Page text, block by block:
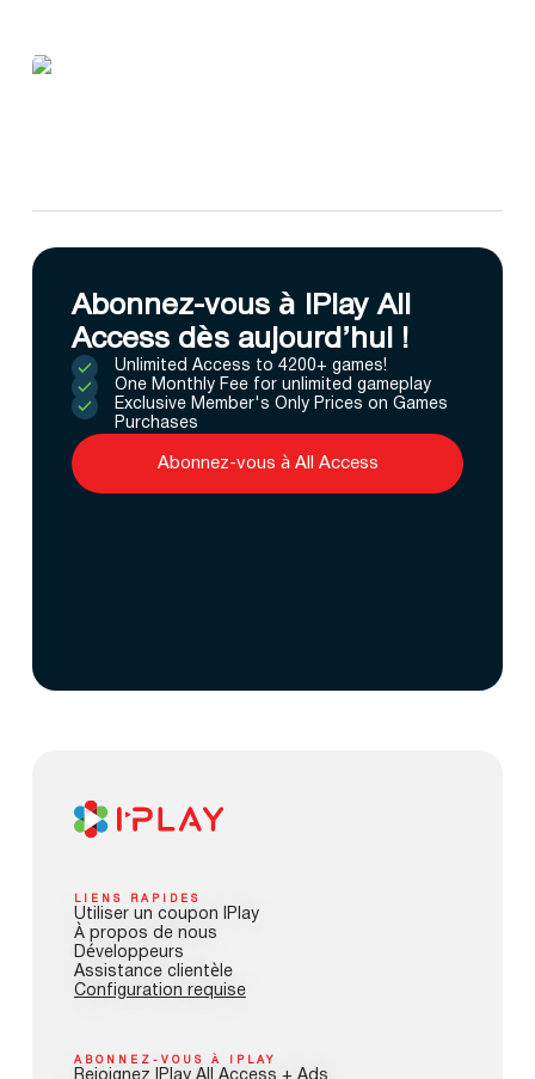
Abonnez-vous à IPlay All
Access dès aujourd’hui !
Unlimited Access to 4200+ games!
One Monthly Fee for unlimited gameplay
Exclusive Member's Only Prices on Games
Purchases
Abonnez-vous à All Access
LIENS RAPIDES
Utiliser un coupon IPlay
À propos de nous
Développeurs
Assistance clientèle
Configuration requise
ABONNEZ-VOUS À IPLAY